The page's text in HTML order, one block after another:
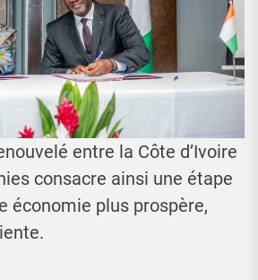
entre la Côte d’Ivoire
consacre ainsi une étape
économie plus prospère,